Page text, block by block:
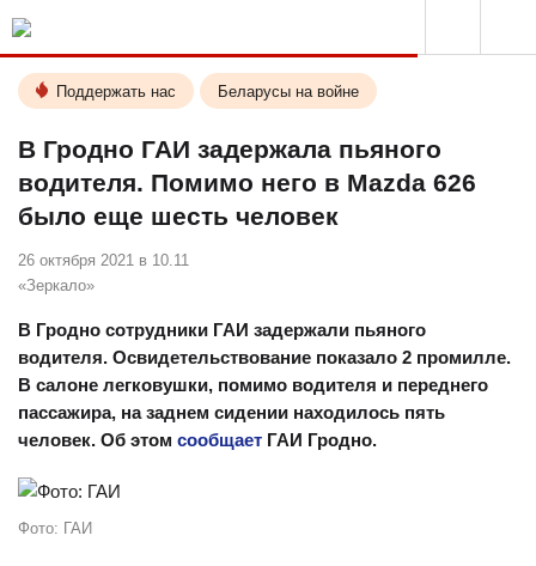
Поддержать нас Беларусы на войне
В Гродно ГАИ задержала пьяного
водителя. Помимо него в Mazda 626
было еще шесть человек
26 октября 2021 в 10.11
«Зеркало»
В Гродно сотрудники ГАИ задержали пьяного
водителя. Освидетельствование показало 2 промилле.
В салоне легковушки, помимо водителя и переднего
пассажира, на заднем сидении находилось пять
человек. Об этом сообщает ГАИ Гродно.
Фото: ГАИ